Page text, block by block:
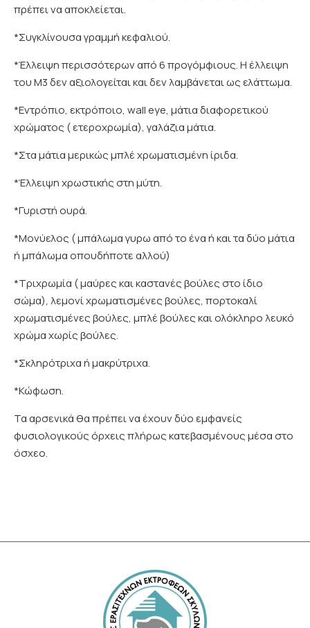
πρέπει να αποκλείεται.
*Συγκλίνουσα γραμμή κεφαλιού.
*Έλλειψη περισσότερων από 6 προγόμφιους. Η έλλειψη
του Μ3 δεν αξιολογείται και δεν λαμβάνεται ως ελάττωμα.
*Εντρόπιο, εκτρόποιο, wall eye, μάτια διαφορετικού
χρώματος ( ετεροχρωμία), γαλάζια μάτια.
*Στα μάτια μερικώς μπλέ χρωματισμένη ίριδα.
*Έλλειψη χρωστικής στη μύτη.
*Γυριστή ουρά.
*Μονύελος ( μπάλωμα γυρω από το ένα ή και τα δύο μάτια
ή μπάλωμα οπουδήποτε αλλού)
*Τριχρωμία ( μαύρες και καστανές βούλες στο ίδιο
σώμα), λεμονί χρωματισμένες βούλες, πορτοκαλί
χρωματισμένες βούλες, μπλέ βούλες και ολόκληρο λευκό
χρώμα χωρίς βούλες.
*Σκληρότριχα ή μακρύτριχα.
*Κώφωση.
Τα αρσενικά θα πρέπει να έχουν δύο εμφανείς
φυσιολογικούς όρχεις πλήρως κατεβασμένους μέσα στο
όσχεο.